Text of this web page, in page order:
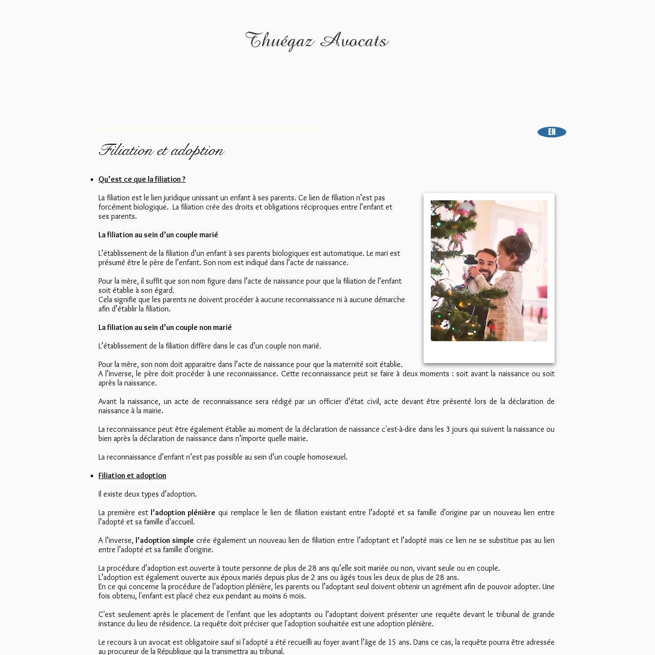
Thuégaz Avocats
Filiation et adoption
EN
Qu’est ce que la filiation ?
La filiation est le lien juridique unissant un enfant à ses parents. Ce lien de filiation n’est pas
forcément biologique. La filiation crée des droits et obligations réciproques entre l’enfant et
ses parents.
La filiation au sein d’un couple marié
L’établissement de la filiation d’un enfant à ses parents biologiques est automatique. Le mari est
présumé être le père de l’enfant. Son nom est indiqué dans l’acte de naissance.
Pour la mère, il suffit que son nom figure dans l’acte de naissance pour que la filiation de l’enfant
soit établie à son égard.
Cela signifie que les parents ne doivent procéder à aucune reconnaissance ni à aucune démarche
afin d’établir la filiation.
La filiation au sein d’un couple non marié
L’établissement de la filiation diffère dans le cas d’un couple non marié.
Pour la mère, son nom doit apparaitre dans l’acte de naissance pour que la maternité soit établie.
A l’inverse, le père doit procéder à une reconnaissance. Cette reconnaissance peut se faire à deux moments : soit avant la naissance ou soit
après la naissance.
Avant la naissance, un acte de reconnaissance sera rédigé par un officier d’état civil, acte devant être présenté lors de la déclaration de
naissance à la mairie.
La reconnaissance peut être également établie au moment de la déclaration de naissance c'est-à-dire dans les 3 jours qui suivent la naissance ou
bien après la déclaration de naissance dans n’importe quelle mairie.
La reconnaissance d’enfant n’est pas possible au sein d’un couple homosexuel.
Filiation et adoption
Il existe deux types d’adoption.
La première est l’adoption plénière qui remplace le lien de filiation existant entre l’adopté et sa famille d’origine par un nouveau lien entre
l’adopté et sa famille d’accueil.
A l’inverse, l’adoption simple crée également un nouveau lien de filiation entre l’adoptant et l’adopté mais ce lien ne se substitue pas au lien
entre l’adopté et sa famille d’origine.
La procédure d’adoption est ouverte à toute personne de plus de 28 ans qu’elle soit mariée ou non, vivant seule ou en couple.
L’adoption est également ouverte aux époux mariés depuis plus de 2 ans ou âgés tous les deux de plus de 28 ans.
En ce qui concerne la procédure de l’adoption plénière, les parents ou l’adoptant seul doivent obtenir un agrément afin de pouvoir adopter. Une
fois obtenu, l'enfant est placé chez eux pendant au moins 6 mois.
C'est seulement après le placement de l'enfant que les adoptants ou l’adoptant doivent présenter une requête devant le tribunal de grande
instance du lieu de résidence. La requête doit préciser que l'adoption souhaitée est une adoption plénière.
Le recours à un avocat est obligatoire sauf si l'adopté a été recueilli au foyer avant l’âge de 15 ans. Dans ce cas, la requête pourra être adressée
au procureur de la République qui la transmettra au tribunal.